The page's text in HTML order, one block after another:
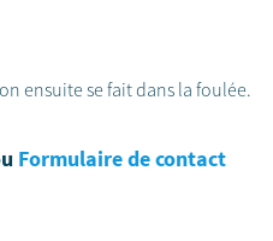
ensuite se fait dans la foulée.
Formulaire de contact